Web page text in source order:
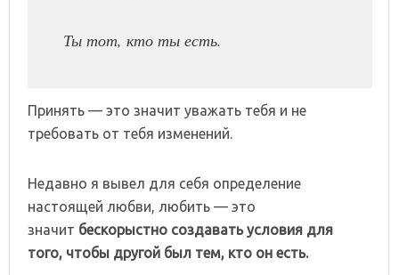
Ты тот, кто ты есть.
Принять — это значит уважать тебя и не
требовать от тебя изменений.
Недавно я вывел для себя определение
настоящей любви, любить — это
значит бескорыстно создавать условия для
того, чтобы другой был тем, кто он есть.